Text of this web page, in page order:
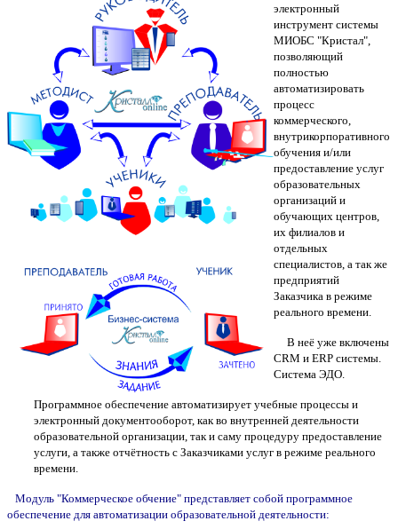
электронный
инструмент системы
МИОБС "Кристал",
позволяющий
полностью
автоматизировать
процесс
коммерческого,
внутрикорпоративного
обучения и/или
предоставление услуг
образовательных
организаций и
обучающих центров,
их филиалов и
отдельных
специалистов, а так же
предприятий
Заказчика в режиме
реального времени.
В неё уже включены
CRM и ERP системы.
Система ЭДО.
Программное обеспечение автоматизирует учебные процессы и
электронный документооборот, как во внутренней деятельности
образовательной организации, так и саму процедуру предоставление
услуги, а также отчётность с Заказчиками услуг в режиме реального
времени.
Модуль "Коммерческое обчение" представляет собой программное
обеспечение для автоматизации образовательной деятельности: